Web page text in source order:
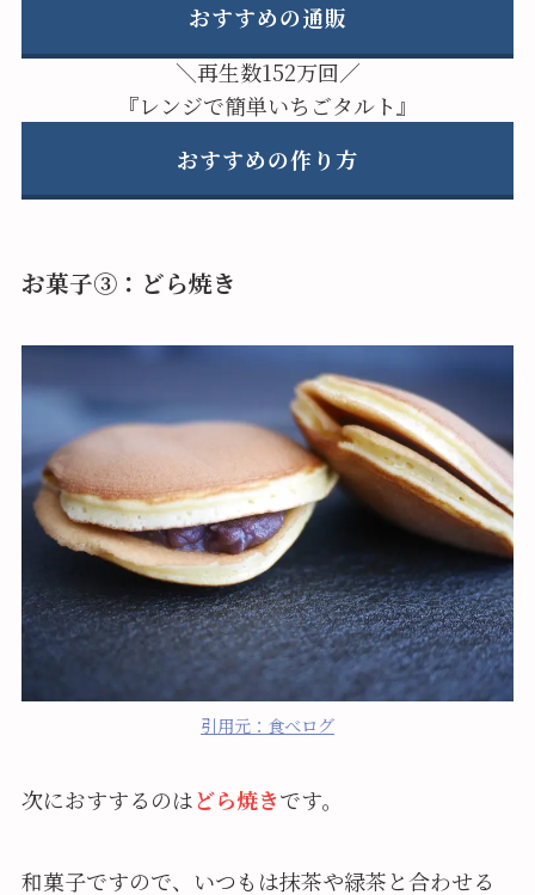
おすすめの通販
＼再生数152万回／
『レンジで簡単いちごタルト』
おすすめの作り方
お菓子③：どら焼き
引用元：食べログ
次におすするのはどら焼きです。
和菓子ですので、いつもは抹茶や緑茶と合わせる